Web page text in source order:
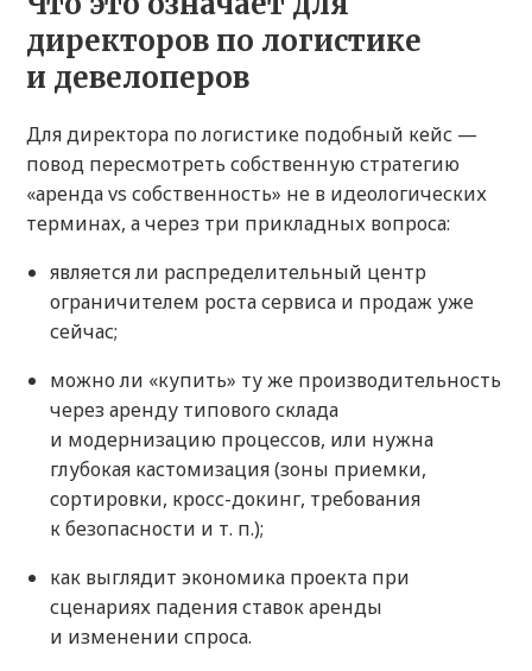
директоров по логистике
и девелоперов
Для директора по логистике подобный кейс —
повод пересмотреть собственную стратегию
«аренда vs собственность» не в идеологических
терминах, а через три прикладных вопроса:
является ли распределительный центр
ограничителем роста сервиса и продаж уже
сейчас;
можно ли «купить» ту же производительность
через аренду типового склада
и модернизацию процессов, или нужна
глубокая кастомизация (зоны приемки,
сортировки, кросс-докинг, требования
к безопасности и т. п.);
как выглядит экономика проекта при
сценариях падения ставок аренды
и изменении спроса.